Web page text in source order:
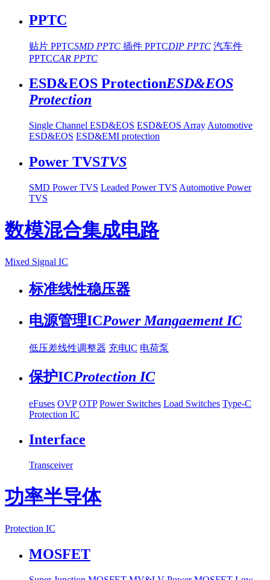
PPTC
贴片 PPTCSMD PPTC 插件 PPTCDIP PPTC 汽车件
PPTCCAR PPTC
ESD&EOS ProtectionESD&EOS
Protection
Single Channel ESD&EOS ESD&EOS Array Automotive
ESD&EOS ESD&EMI protection
Power TVSTVS
SMD Power TVS Leaded Power TVS Automotive Power
TVS
数模混合集成电路
Mixed Signal IC
标准线性稳压器
电源管理ICPower Mangaement IC
低压差线性调整器 充电IC 电荷泵
保护ICProtection IC
eFuses OVP OTP Power Switches Load Switches Type-C
Protection IC
Interface
Transceiver
功率半导体
Protection IC
MOSFET